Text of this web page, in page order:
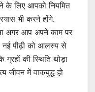
के लिए आपको नियमित
भी करने होंगे.
अगर आप अपने काम पर
नई पीढ़ी को आलस्य से
ग्रहों की स्थिति थोड़ा
जीवन में वाकयुद्ध हो